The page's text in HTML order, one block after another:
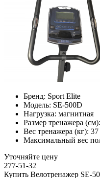
Бренд: Sport Elite
Модель: SE-500D
Нагрузка: магнитная
Размер тренажера (см):
Вес тренажера (кг): 37
Максимальный вес
Уточняйте цену
277-51-32
Купить Велотренажер SE-